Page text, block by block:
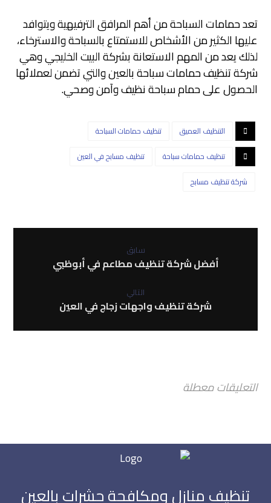
تعد حمامات السباحة من أهم المرافق الترفيهية ويتوافد
عليها الكثير من الأشخاص للاستمتاع بالسباحة والاسترخاء،
لذلك يعد من المهم الاستعانة بشركة البيت الخليجي وهي
شركة تنظيف حمامات سباحة بالعين والتي تضمن لعملائها
الحصول على حمام سباحة نظيف وآمن وصحي.
التنظيف العميق
تنظيف حمامات السباحة
تنظيف حمامات سباحة
تنظيف مسابح في العين
شركة تنظيف مسابح
سابق
أفضل شركة تنظيف مطاعم في أبوظبي
التالي
شركة تنظيف واجهات زجاج في العين
التعليقات معطلة
تنظيف منازل ومكافحة حشرات بالعين